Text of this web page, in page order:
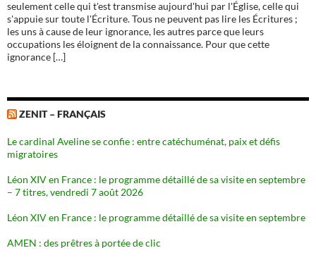
seulement celle qui t'est transmise aujourd'hui par l'Église, celle qui
s'appuie sur toute l'Écriture. Tous ne peuvent pas lire les Écritures ;
les uns à cause de leur ignorance, les autres parce que leurs
occupations les éloignent de la connaissance. Pour que cette
ignorance […]
ZENIT – FRANÇAIS
Le cardinal Aveline se confie : entre catéchuménat, paix et défis
migratoires
Léon XIV en France : le programme détaillé de sa visite en septembre
– 7 titres, vendredi 7 août 2026
Léon XIV en France : le programme détaillé de sa visite en septembre
AMEN : des prêtres à portée de clic